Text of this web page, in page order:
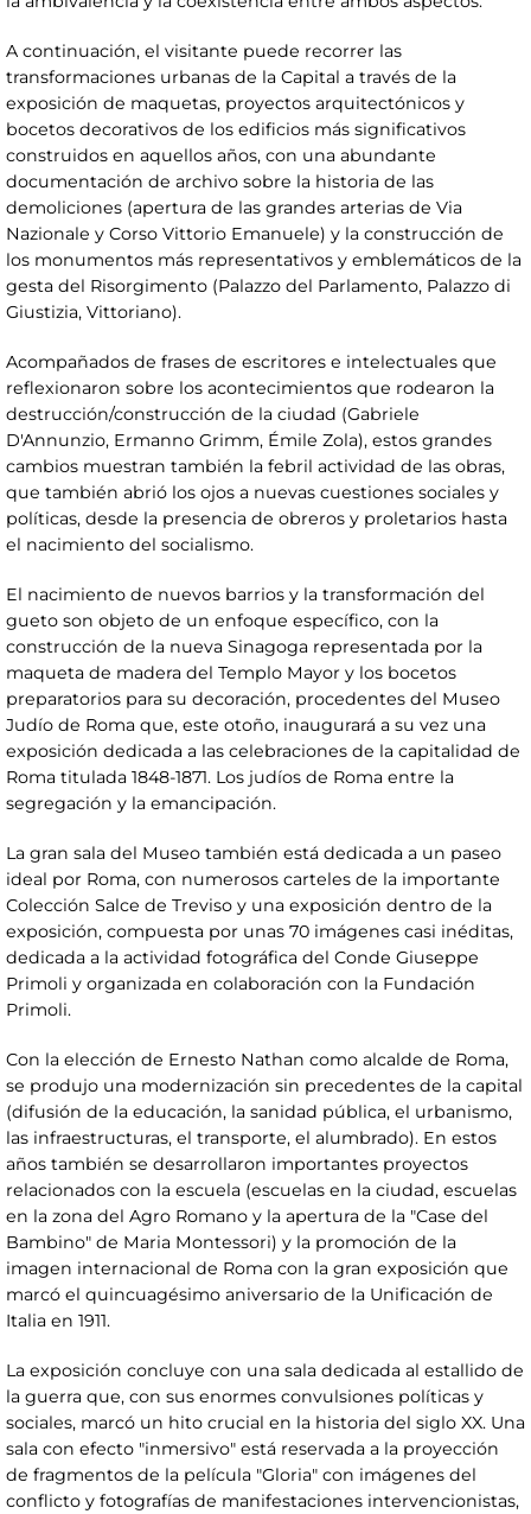
A continuación, el visitante puede recorrer las
transformaciones urbanas de la Capital a través de la
exposición de maquetas, proyectos arquitectónicos y
bocetos decorativos de los edificios más significativos
construidos en aquellos años, con una abundante
documentación de archivo sobre la historia de las
demoliciones (apertura de las grandes arterias de Via
Nazionale y Corso Vittorio Emanuele) y la construcción de
los monumentos más representativos y emblemáticos de la
gesta del Risorgimento (Palazzo del Parlamento, Palazzo di
Giustizia, Vittoriano).
Acompañados de frases de escritores e intelectuales que
reflexionaron sobre los acontecimientos que rodearon la
destrucción/construcción de la ciudad (Gabriele
D'Annunzio, Ermanno Grimm, Émile Zola), estos grandes
cambios muestran también la febril actividad de las obras,
que también abrió los ojos a nuevas cuestiones sociales y
políticas, desde la presencia de obreros y proletarios hasta
el nacimiento del socialismo.
El nacimiento de nuevos barrios y la transformación del
gueto son objeto de un enfoque específico, con la
construcción de la nueva Sinagoga representada por la
maqueta de madera del Templo Mayor y los bocetos
preparatorios para su decoración, procedentes del Museo
Judío de Roma que, este otoño, inaugurará a su vez una
exposición dedicada a las celebraciones de la capitalidad de
Roma titulada 1848-1871. Los judíos de Roma entre la
segregación y la emancipación.
La gran sala del Museo también está dedicada a un paseo
ideal por Roma, con numerosos carteles de la importante
Colección Salce de Treviso y una exposición dentro de la
exposición, compuesta por unas 70 imágenes casi inéditas,
dedicada a la actividad fotográfica del Conde Giuseppe
Primoli y organizada en colaboración con la Fundación
Primoli.
Con la elección de Ernesto Nathan como alcalde de Roma,
se produjo una modernización sin precedentes de la capital
(difusión de la educación, la sanidad pública, el urbanismo,
las infraestructuras, el transporte, el alumbrado). En estos
años también se desarrollaron importantes proyectos
relacionados con la escuela (escuelas en la ciudad, escuelas
en la zona del Agro Romano y la apertura de la "Case del
Bambino" de Maria Montessori) y la promoción de la
imagen internacional de Roma con la gran exposición que
marcó el quincuagésimo aniversario de la Unificación de
Italia en 1911.
La exposición concluye con una sala dedicada al estallido de
la guerra que, con sus enormes convulsiones políticas y
sociales, marcó un hito crucial en la historia del siglo XX. Una
sala con efecto "inmersivo" está reservada a la proyección
de fragmentos de la película "Gloria" con imágenes del
conflicto y fotografías de manifestaciones intervencionistas,